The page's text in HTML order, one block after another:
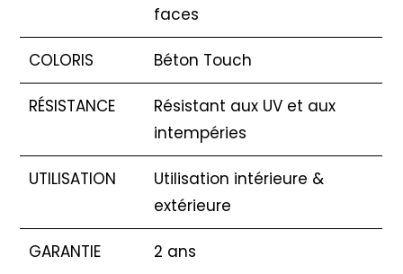
faces
COLORIS Béton Touch
RÉSISTANCE
Résistant aux UV et aux
intempéries
UTILISATION
Utilisation intérieure &
extérieure
GARANTIE 2 ans